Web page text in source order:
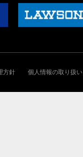
方針 個人情報の取り扱い